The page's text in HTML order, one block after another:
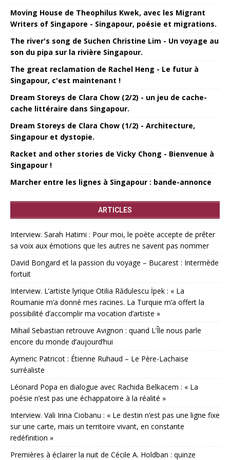
Moving House de Theophilus Kwek, avec les Migrant
Writers of Singapore - Singapour, poésie et migrations.
The river's song de Suchen Christine Lim - Un voyage au
son du pipa sur la rivière Singapour.
The great reclamation de Rachel Heng - Le futur à
Singapour, c'est maintenant !
Dream Storeys de Clara Chow (2/2) - un jeu de cache-
cache littéraire dans Singapour.
Dream Storeys de Clara Chow (1/2) - Architecture,
Singapour et dystopie.
Racket and other stories de Vicky Chong - Bienvenue à
Singapour !
Marcher entre les lignes à Singapour : bande-annonce
ARTICLES
Interview. Sarah Hatimi : Pour moi, le poète accepte de prêter
sa voix aux émotions que les autres ne savent pas nommer
David Bongard et la passion du voyage – Bucarest : Intermède
fortuit
Interview. L’artiste lyrique Otilia Rădulescu İpek : « La
Roumanie m’a donné mes racines. La Turquie m’a offert la
possibilité d’accomplir ma vocation d’artiste »
Mihail Sebastian retrouve Avignon : quand L’Île nous parle
encore du monde d’aujourd’hui
Aymeric Patricot : Étienne Ruhaud – Le Père-Lachaise
surréaliste
Léonard Popa en dialogue avec Rachida Belkacem : « La
poésie n’est pas une échappatoire à la réalité »
Interview. Vali Irina Ciobanu : « Le destin n’est pas une ligne fixe
sur une carte, mais un territoire vivant, en constante
redéfinition »
Premières à éclairer la nuit de Cécile A. Holdban : quinze